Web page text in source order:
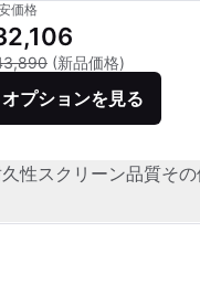
価格
ァービッシュ品の価格：
(新品価格)
オプションを見る
性スクリーン品質そ